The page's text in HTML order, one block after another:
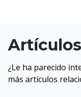
¿Le ha parecido
más artículos